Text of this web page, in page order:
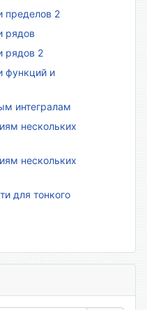
пределов 2
рядов
рядов 2
функций и
интегралам
нескольких
нескольких
для тонкого